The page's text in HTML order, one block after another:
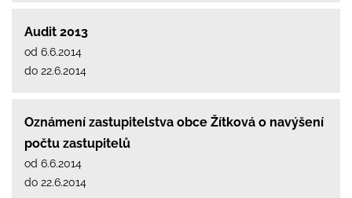
Audit 2013
od 6.6.2014
do 22.6.2014
Oznámení zastupitelstva obce Žítková o navýšení
počtu zastupitelů
od 6.6.2014
do 22.6.2014